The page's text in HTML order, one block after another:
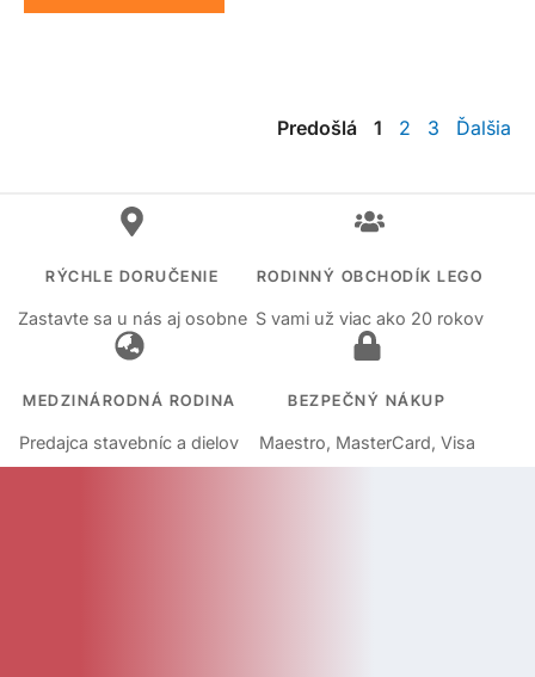
Predošlá 1 2 3 Ďalšia
RÝCHLE DORUČENIE
Zastavte sa u nás aj osobne
RODINNÝ OBCHODÍK LEGO
S vami už viac ako 20 rokov
MEDZINÁRODNÁ RODINA
Predajca stavebníc a dielov
BEZPEČNÝ NÁKUP
Maestro, MasterCard, Visa